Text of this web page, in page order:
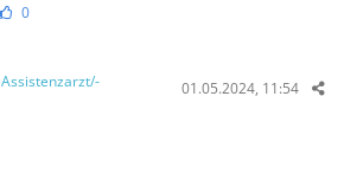
0
Assistenzarzt/-
01.05.2024, 11:54